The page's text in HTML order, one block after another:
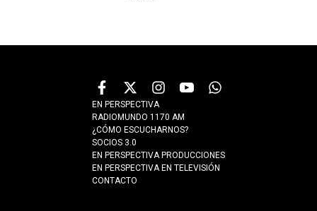
EN PERSPECTIVA
RADIOMUNDO 1170 AM
¿CÓMO ESCUCHARNOS?
SOCIOS 3.0
EN PERSPECTIVA PRODUCCIONES
EN PERSPECTIVA EN TELEVISIÓN
CONTACTO